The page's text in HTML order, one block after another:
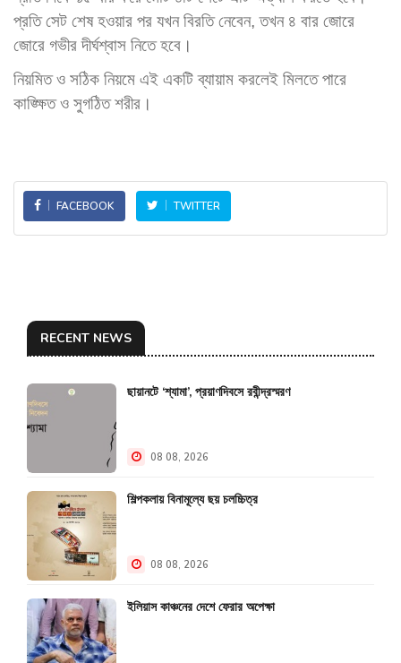
প্রতি সেট শেষ হওয়ার পর যখন বিরতি নেবেন, তখন ৪ বার জোরে
জোরে গভীর দীর্ঘশ্বাস নিতে হবে।
নিয়মিত ও সঠিক নিয়মে এই একটি ব্যায়াম করলেই মিলতে পারে
কাঙ্ক্ষিত ও সুগঠিত শরীর।
FACEBOOK TWITTER
RECENT NEWS
ছায়ানটে ‘শ্যামা’, প্রয়াণদিবসে রবীন্দ্রস্মরণ
08 08, 2026
শিল্পকলায় বিনামূল্যে ছয় চলচ্চিত্র
08 08, 2026
ইলিয়াস কাঞ্চনের দেশে ফেরার অপেক্ষা